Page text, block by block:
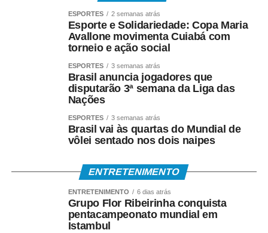
• Sem cartão, por meio de biometria cadastrada.
Para servidores públicos
(Pasep)
O Banco do Brasil faz o pagamento por:
• Crédito em conta bancária;
• Transferência via TED ou Pix;
• Saque presencial nas agências, para quem não é
Como consultar
ESPORTES 2 semanas atrás
Esporte e Solidariedade: Copa Maria
Avallone movimenta Cuiabá com
torneio e ação social
ESPORTES 3 semanas atrás
Brasil anuncia jogadores que
disputarão 3ª semana da Liga das
Nações
ESPORTES 3 semanas atrás
Brasil vai às quartas do Mundial de
vôlei sentado nos dois naipes
ENTRETENIMENTO
ENTRETENIMENTO 6 dias atrás
Grupo Flor Ribeirinha conquista
pentacampeonato mundial em
Istambul